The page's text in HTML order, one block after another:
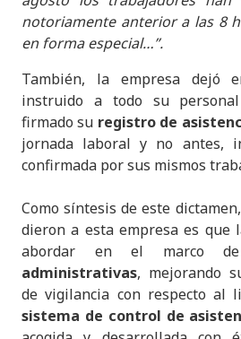
notoriamente anterior a las 8
en forma especial…”.
También, la empresa dejó
instruido a todo su
firmado su registro de
jornada laboral y no antes,
confirmada por sus mismos
Como síntesis de este
dieron a esta empresa es que
abordar en el marco
administrativas, mejorando
de vigilancia con respecto al
sistema de control de